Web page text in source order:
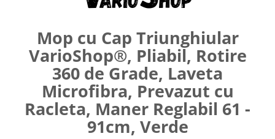
Umerase pentru haine si suporturi
Depozitare
Decoratiuni si petreceri
Accesorii decorative
Ceasuri decorative
Crăciun 2025
Mop cu Cap Triunghiular
VarioShop®, Pliabil, Rotire
360 de Grade, Laveta
Microfibra, Prevazut cu
Racleta, Maner Reglabil 61 -
91cm, Verde